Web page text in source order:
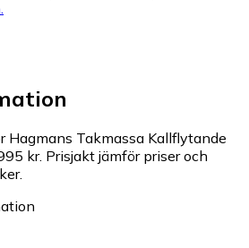
Hagmans Takmassa Kallflytande
kr. Prisjakt jämför priser och